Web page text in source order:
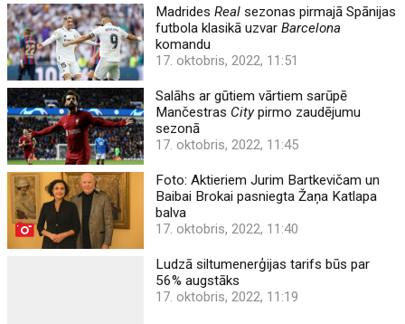
MadridesReal sezonas pirmajā Spānijas
futbola klasikā uzvarBarcelona
komandu
17. oktobris, 2022, 11:51
Salāhs ar gūtiem vārtiem sarūpē
Mančestras Citypirmo zaudējumu
sezonā
17. oktobris, 2022, 11:45
Foto: Aktieriem Jurim Bartkevičam un
Baibai Brokai pasniegta Žaņa Katlapa
balva
17. oktobris, 2022, 11:40
Ludzā siltumenerģijas tarifs būs par
56% augstāks
17. oktobris, 2022, 11:19